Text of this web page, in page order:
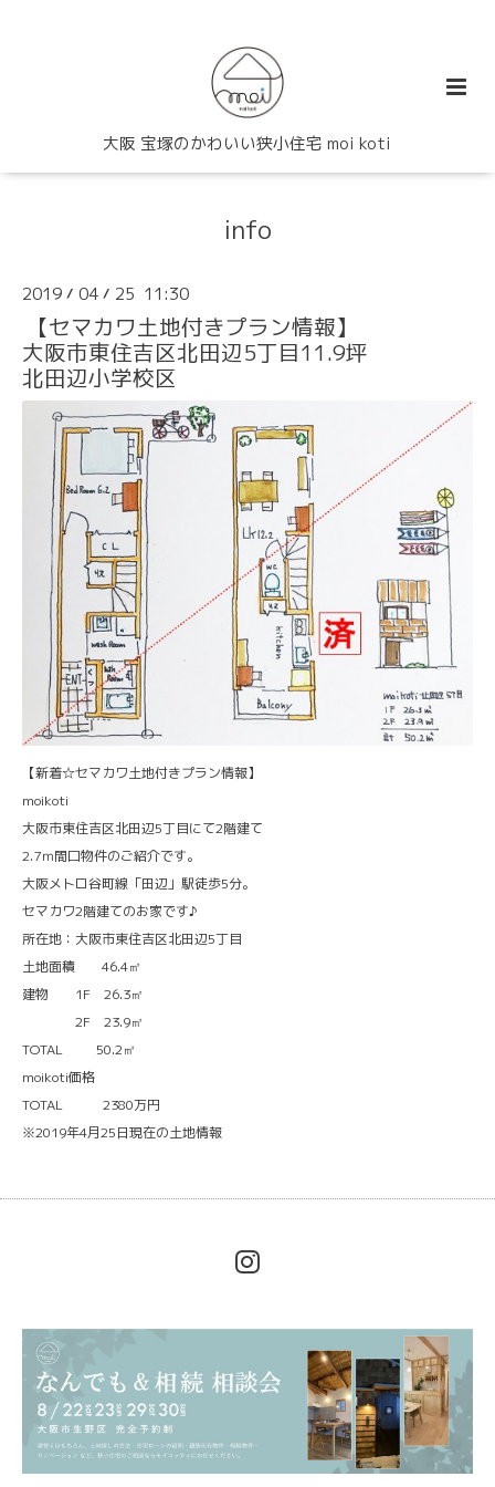
大阪 宝塚のかわいい狭小住宅 moi koti
info
2019 / 04 / 25 11:30
【セマカワ土地付きプラン情報】
大阪市東住吉区北田辺5丁目11.9坪
北田辺小学校区
【新着☆セマカワ土地付きプラン情報】
moikoti
大阪市東住吉区北田辺5丁目にて2階建て
2.7ｍ間口物件のご紹介です。
大阪メトロ谷町線「田辺」駅徒歩5分。
セマカワ2階建てのお家です♪
所在地：大阪市東住吉区北田辺5丁目
土地面積 46.4㎡
建物 1F 26.3㎡
2F 23.9㎡
TOTAL 50.2㎡
moikoti価格
TOTAL 2380万円
※2019年4月25日現在の土地情報